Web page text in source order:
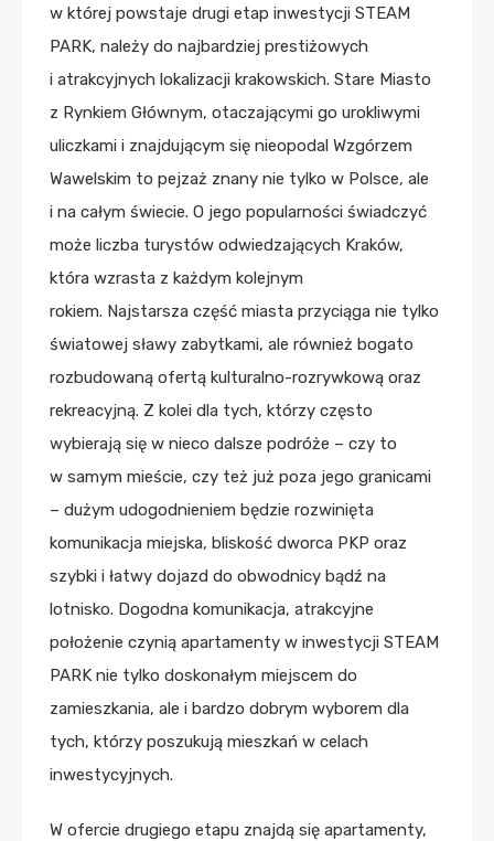
w której powstaje drugi etap inwestycji STEAM
PARK, należy do najbardziej prestiżowych
i atrakcyjnych lokalizacji krakowskich. Stare Miasto
z Rynkiem Głównym, otaczającymi go urokliwymi
uliczkami i znajdującym się nieopodal Wzgórzem
Wawelskim to pejzaż znany nie tylko w Polsce, ale
i na całym świecie. O jego popularności świadczyć
może liczba turystów odwiedzających Kraków,
która wzrasta z każdym kolejnym
rokiem. Najstarsza część miasta przyciąga nie tylko
światowej sławy zabytkami, ale również bogato
rozbudowaną ofertą kulturalno-rozrywkową oraz
rekreacyjną. Z kolei dla tych, którzy często
wybierają się w nieco dalsze podróże – czy to
w samym mieście, czy też już poza jego granicami
– dużym udogodnieniem będzie rozwinięta
komunikacja miejska, bliskość dworca PKP oraz
szybki i łatwy dojazd do obwodnicy bądź na
lotnisko. Dogodna komunikacja, atrakcyjne
położenie czynią apartamenty w inwestycji STEAM
PARK nie tylko doskonałym miejscem do
zamieszkania, ale i bardzo dobrym wyborem dla
tych, którzy poszukują mieszkań w celach
inwestycyjnych.
W ofercie drugiego etapu znajdą się apartamenty,